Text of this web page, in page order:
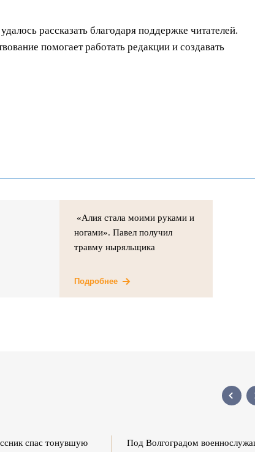
рассказать благодаря поддержке читателей.
помогает работать редакции и создавать
«Алия стала моими руками и
ногами». Павел получил
травму ныряльщика
Подробнее
спас тонувшую
Под Волгоградом